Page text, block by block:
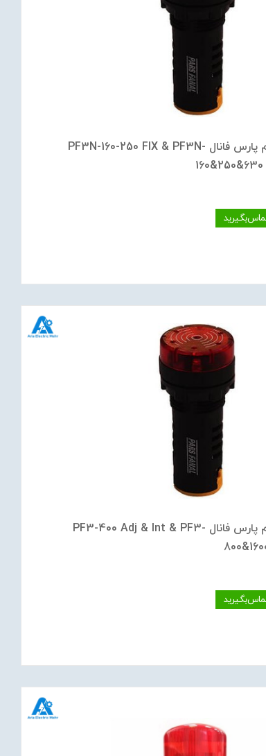
آلارم پارس فانال PF3N-160-250 FIX & PF3N-
آلارم پارس فانال PF3-400 Adj & Int & PF3-